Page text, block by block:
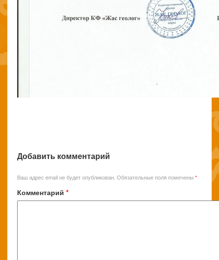
Добавить комментарий
Ваш адрес email не будет опубликован. Обязательные поля помечены *
Комментарий *